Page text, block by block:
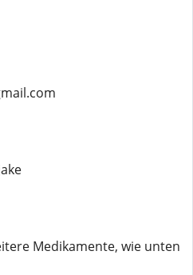
Medikamente, wie unten